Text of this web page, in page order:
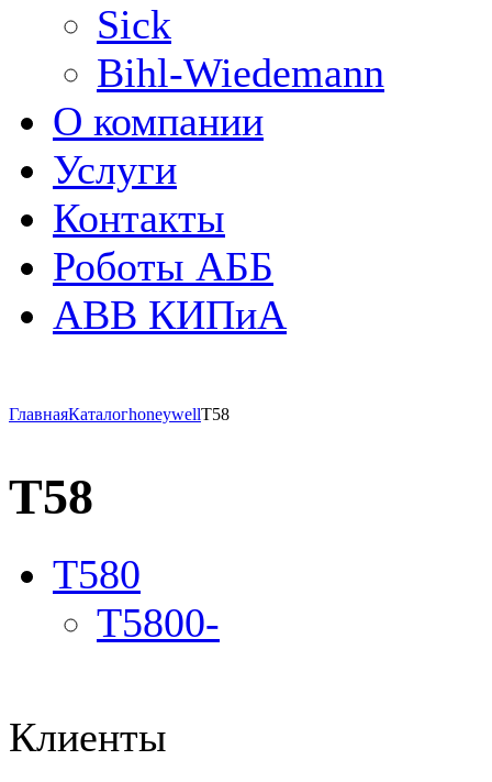
Sick
Bihl-Wiedemann
О компании
Услуги
Контакты
Роботы АББ
ABB КИПиА
ГлавнаяКаталогhoneywellT58
T58
T580
T5800-
Клиенты